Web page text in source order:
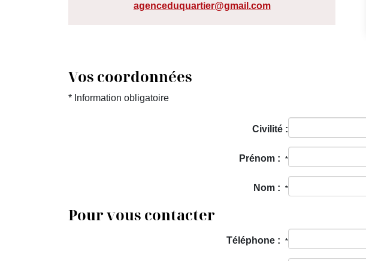
agenceduquartier@gmail.com
Vos coordonnées
* Information obligatoire
Civilité :
Prénom : *
Nom : *
Pour vous contacter
Téléphone : *